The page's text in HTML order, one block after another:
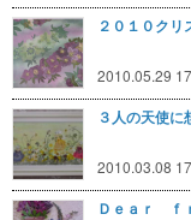
２０１０ク
2010.05.29
３人の天使に
2010.03.08
Ｄｅａｒ ｆ